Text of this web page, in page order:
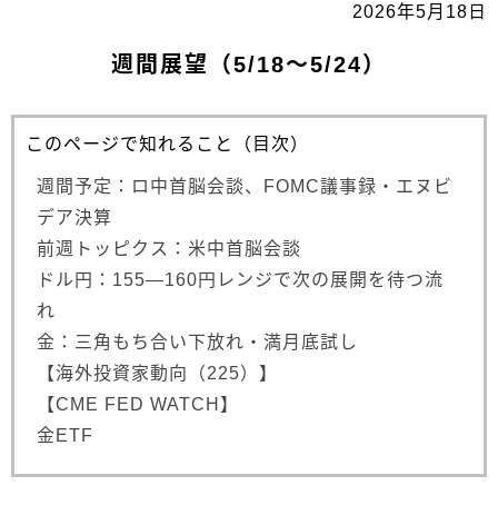
2026年5月18日
週間展望（5/18～5/24）
このページで知れること（目次）
週間予定：ロ中首脳会談、FOMC議事録・エヌビ
デア決算
前週トッピクス：米中首脳会談
ドル円：155―160円レンジで次の展開を待つ流
れ
金：三角もち合い下放れ・満月底試し
【海外投資家動向（225）】
【CME FED WATCH】
金ETF